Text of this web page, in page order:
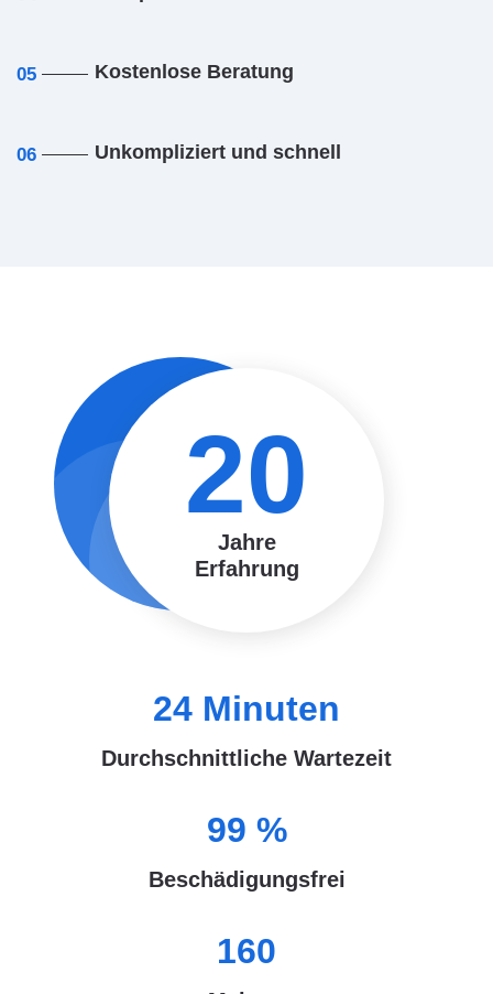
05 Kostenlose Beratung
06 Unkompliziert und schnell
20
Jahre
Erfahrung
24 Minuten
Durchschnittliche Wartezeit
99 %
Beschädigungsfrei
160